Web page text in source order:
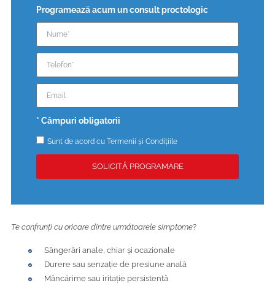
Programează acum un consult proctologic
* Câmpuri obligatorii
Sunt de acord cu Termenii și Condițiile
SOLICITĂ PROGRAMARE
Te confrunți cu oricare dintre următoarele simptome?
Sângerări anale, chiar și ocazionale
Durere sau senzație de presiune anală
Mâncărime sau iritație persistentă